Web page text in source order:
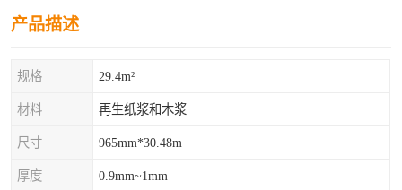
产品描述
规格 29.4m²
材料 再生纸浆和木浆
尺寸 965mm*30.48m
厚度 0.9mm~1mm